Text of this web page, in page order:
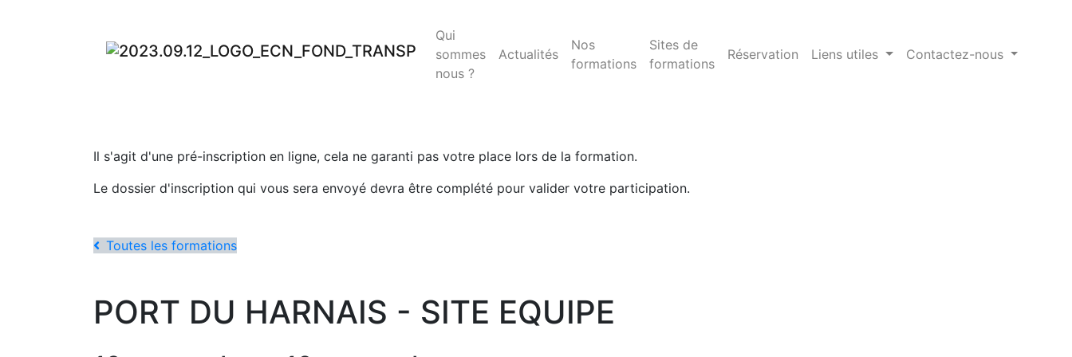
Qui
sommes
nous ?
Actualités
Nos
formations
Sites de
formations
Réservation Liens utiles Contactez-nous
Il s'agit d'une pré-inscription en ligne, cela ne garanti pas votre place lors de la formation.
Le dossier d'inscription qui vous sera envoyé devra être complété pour valider votre participation.
Toutes les formations
PORT DU HARNAIS - SITE EQUIPE